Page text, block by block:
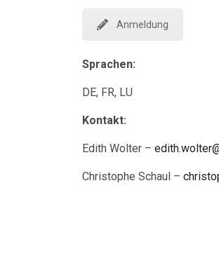
Anmeldung
Sprachen:
DE, FR, LU
Kontakt:
Edith Wolter –
Christophe Schaul –